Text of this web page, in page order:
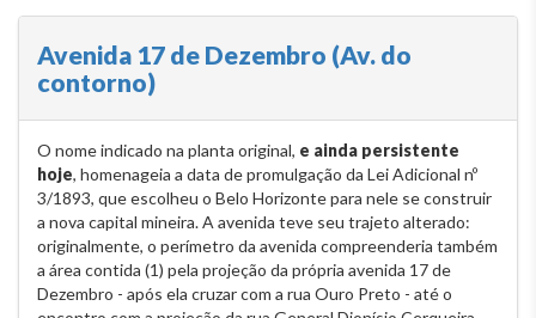
Avenida 17 de Dezembro (Av. do
contorno)
O nome indicado na planta original, e ainda persistente
hoje, homenageia a data de promulgação da Lei Adicional nº
3/1893, que escolheu o Belo Horizonte para nele se construir
a nova capital mineira. A avenida teve seu trajeto alterado:
originalmente, o perímetro da avenida compreenderia também
a área contida (1) pela projeção da própria avenida 17 de
Dezembro - após ela cruzar com a rua Ouro Preto - até o